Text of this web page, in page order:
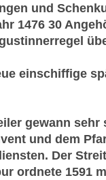
und
1476 30
einschiffige
gewann
und dem
Der
ordnete 1591